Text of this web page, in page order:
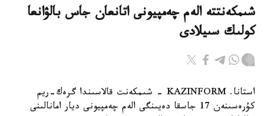
شىمكەنتتە الەم چەمپيونى اتانعان جاس بالۋانعا
كولىك سىيلادى
استانا. KAZINFORM - شىمكەنت قالاسىندا گرەك-ريم
كۇرەسىنەن 17 جاسقا دەيىنگى الەم چەمپيونى ديار امانالىنى